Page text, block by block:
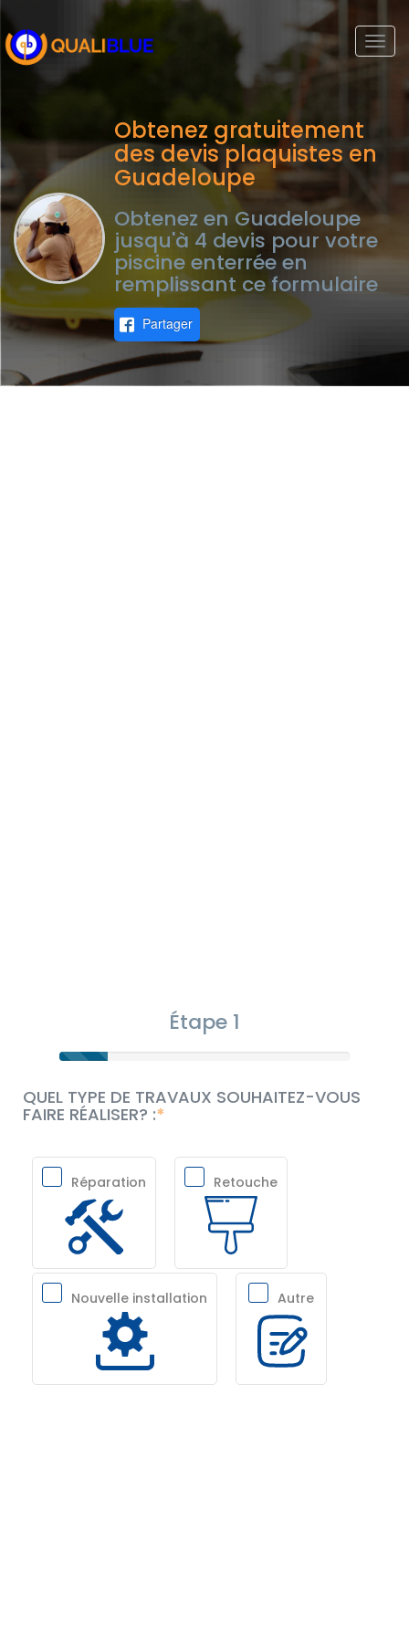
Obtenez gratuitement
des devis plaquistes en
Guadeloupe
Obtenez en Guadeloupe
jusqu'à 4 devis pour votre
piscine enterrée en
remplissant ce formulaire
Partager
Étape 1
QUEL TYPE DE TRAVAUX SOUHAITEZ-VOUS
FAIRE RÉALISER? :
Réparation Retouche
Nouvelle installation Autre